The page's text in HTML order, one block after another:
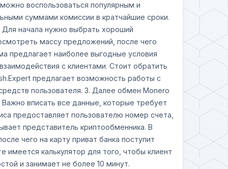
воспользоваться популярным и
суммами комиссии в кратчайшие сроки.
начала нужно выбрать хороший
массу предложений, после чего
предлагает наиболее выгодные условия
с клиентами. Стоит обратить
предлагает возможность работы с
пользователя. 3. Далее обмен Monero
вписать все данные, которые требует
предоставляет пользователю номер счета,
представитель криптообменника. В
чего на карту приват банка поступит
имеется калькулятор для того, чтобы клиент
и занимает не более 10 минут.